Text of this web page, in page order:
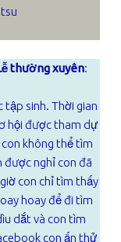
thường xuyên:
tập sinh. Thời gian
hội được tham dự
không thể tìm
được nghỉ con đã
con chỉ tìm thấy
hoay để đi tìm
dắt và con tìm
con ấn thử